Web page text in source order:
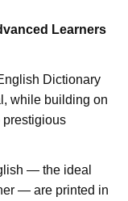
Learners
Dictionary
while building on
prestigious
— the ideal
— are printed in